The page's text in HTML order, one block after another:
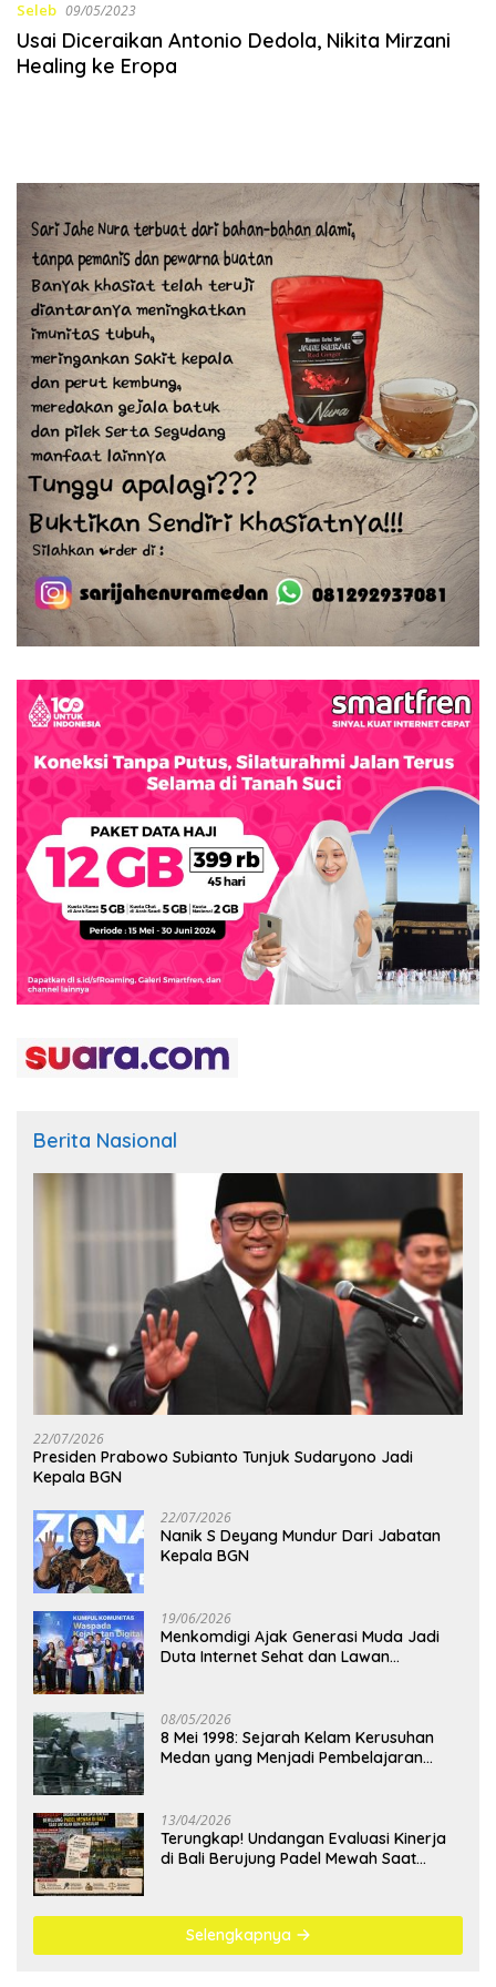
Seleb 09/05/2023
Usai Diceraikan Antonio Dedola, Nikita Mirzani
Healing ke Eropa
Berita Nasional
22/07/2026
Presiden Prabowo Subianto Tunjuk Sudaryono Jadi
Kepala BGN
22/07/2026
Nanik S Deyang Mundur Dari Jabatan
Kepala BGN
19/06/2026
Menkomdigi Ajak Generasi Muda Jadi
Duta Internet Sehat dan Lawan
08/05/2026
8 Mei 1998: Sejarah Kelam Kerusuhan
Medan yang Menjadi Pembelajaran
13/04/2026
Terungkap! Undangan Evaluasi Kinerja
di Bali Berujung Padel Mewah Saat
Selengkapnya